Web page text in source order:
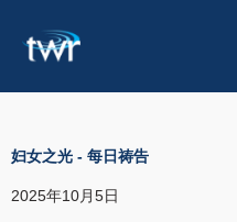
妇女之光 - 每日祷告
2025年10月5日